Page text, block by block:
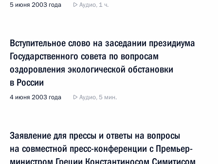
5 июня 2003 года Аудио, 1 ч.
Вступительное слово на заседании президиума
Государственного совета по вопросам
оздоровления экологической обстановки
в России
4 июня 2003 года Аудио, 5 мин.
Заявление для прессы и ответы на вопросы
на совместной пресс-конференции с Премьер-
министром Греции Константиносом Симитисом